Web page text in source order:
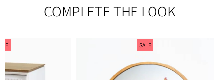
COMPLETE THE LOOK
SALE